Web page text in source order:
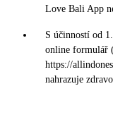
Love Bali App
S účinností od
online formulář
https://
nahrazuje